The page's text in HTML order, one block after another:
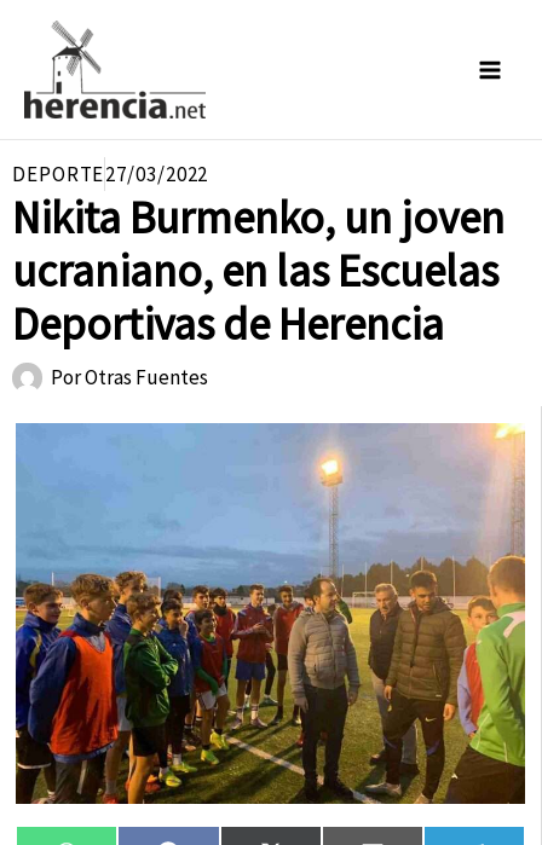
contenido
DEPORTE27/03/2022
Nikita Burmenko, un joven
ucraniano, en las Escuelas
Deportivas de Herencia
PorOtras Fuentes